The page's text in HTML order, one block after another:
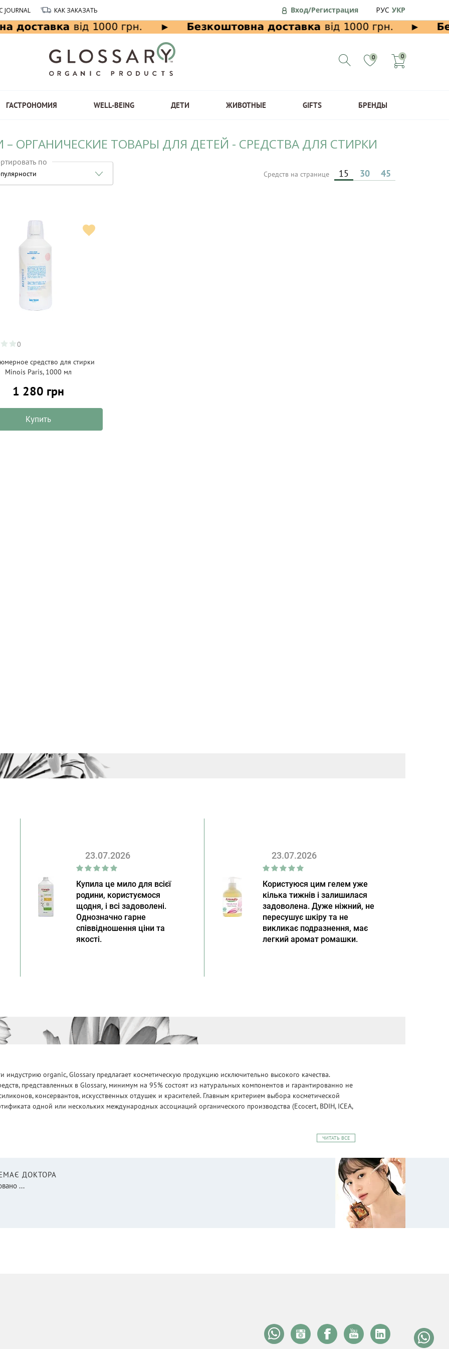
JOURNAL КАК ЗАКАЗАТЬ Вход/Регистрация РУС УКР
0 0
ГАСТРОНОМИЯ WELL-BEING ДЕТИ ЖИВОТНЫЕ GIFTS БРЕНДЫ
– ОРГАНИЧЕСКИЕ ТОВАРЫ ДЛЯ ДЕТЕЙ - СРЕДСТВА ДЛЯ СТИРКИ
по
Средств на странице 15 30 45
0
средство для стирки
Minois Paris, 1000 мл
1 280 грн
Купить
23.07.2026
Купила це мило для всієї
родини, користуємося
щодня, і всі задоволені.
Однозначно гарне
співвідношення ціни та
якості.
23.07.2026
Користуюся цим гелем уже
кілька тижнів і залишилася
задоволена. Дуже ніжний, не
пересушує шкіру та не
викликає подразнення, має
легкий аромат ромашки.
индустрию organic, Glossary предлагает косметическую продукцию исключительно высокого качества.
представленных в Glossary, минимум на 95% состоят из натуральных компонентов и гарантированно не
консервантов, искусственных отдушек и красителей. Главным критерием выбора косметической
одной или нескольких международных ассоциаций органического производства (Ecocert, BDIH, ICEA,
ЧИТАТЬ ВСЕ
ДОКТОРА
...